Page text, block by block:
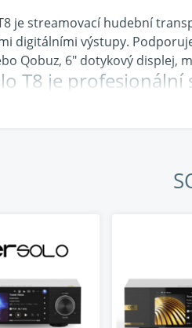
je streamovací hudební
digitálními výstupy.
Qobuz, 6" dotykový displej,
T8 je
šumu pouhých 30 μV jsou